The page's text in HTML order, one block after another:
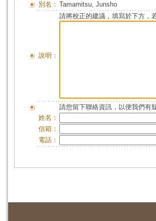
別名： Tamamitsu, Junsho
說明：
請將校正的建議，填寫於下方，
請您留下聯絡資訊，以便我們有
姓名：
信箱：
電話：